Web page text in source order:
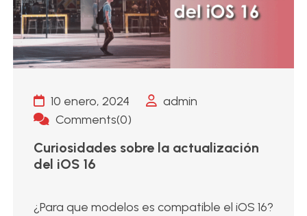
10 enero, 2024
admin
Comments(0)
Curiosidades sobre la actualización
del iOS 16
¿Para que modelos es compatible el iOS 16?